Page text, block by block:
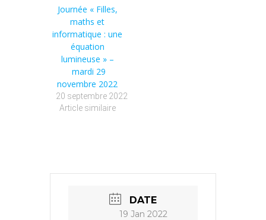
Journée « Filles,
maths et
informatique : une
équation
lumineuse » –
mardi 29
novembre 2022
20 septembre 2022
Article similaire
DATE
19 Jan 2022